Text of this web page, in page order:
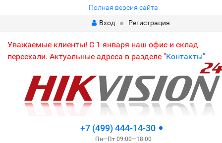
Полная версия сайта
Вход
Регистрация
Уважаемые клиенты! С 1 января наш офис и склад
переехали. Актуальные адреса в разделе "Контакты"
+7 (499) 444-14-30
Пн—Пт 09:00—18:00